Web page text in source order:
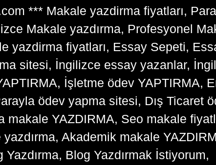
*** Makale yazdirma fiyatları,
Makale yazdırma, Profesyonel
yazdirma fiyatları, Essay Sepeti,
sitesi, İngilizce essay yazanlar,
İşletme ödev YAPTIRMA,
ödev yapma sitesi, Dış Ticaret
YAZDIRMA, Seo makale
Akademik makale
Blog Yazdırmak İstiyorum,